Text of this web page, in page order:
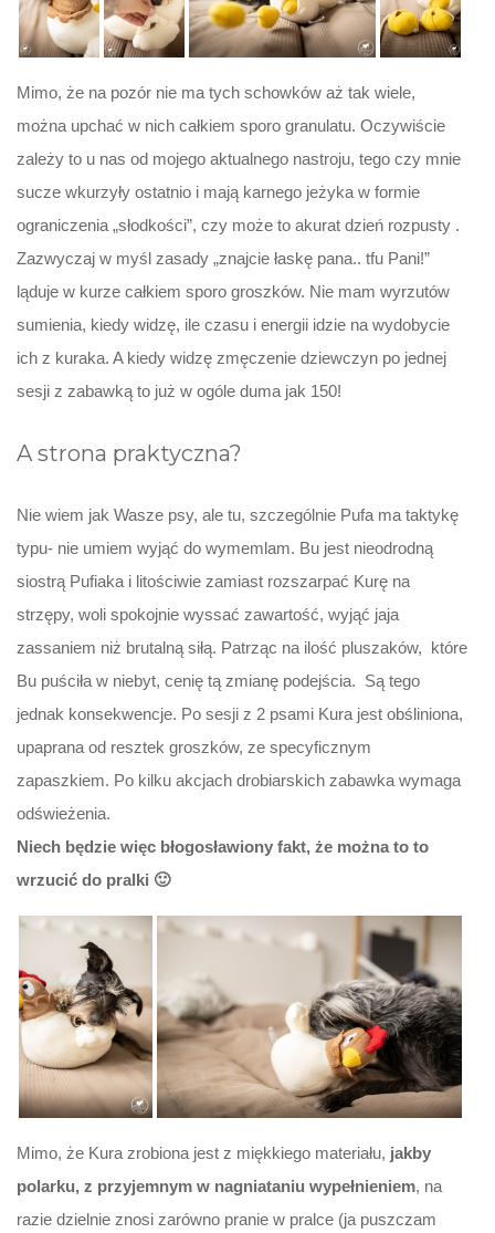
Mimo, że na pozór nie ma tych schowków aż tak wiele,
można upchać w nich całkiem sporo granulatu. Oczywiście
zależy to u nas od mojego aktualnego nastroju, tego czy mnie
sucze wkurzyły ostatnio i mają karnego jeżyka w formie
ograniczenia „słodkości”, czy może to akurat dzień rozpusty .
Zazwyczaj w myśl zasady „znajcie łaskę pana.. tfu Pani!”
ląduje w kurze całkiem sporo groszków. Nie mam wyrzutów
sumienia, kiedy widzę, ile czasu i energii idzie na wydobycie
ich z kuraka. A kiedy widzę zmęczenie dziewczyn po jednej
sesji z zabawką to już w ogóle duma jak 150!
A strona praktyczna?
Nie wiem jak Wasze psy, ale tu, szczególnie Pufa ma taktykę
typu- nie umiem wyjąć do wymemlam. Bu jest nieodrodną
siostrą Pufiaka i litościwie zamiast rozszarpać Kurę na
strzępy, woli spokojnie wyssać zawartość, wyjąć jaja
zassaniem niż brutalną siłą. Patrząc na ilość pluszaków, które
Bu puściła w niebyt, cenię tą zmianę podejścia. Są tego
jednak konsekwencje. Po sesji z 2 psami Kura jest obśliniona,
upaprana od resztek groszków, ze specyficznym
zapaszkiem. Po kilku akcjach drobiarskich zabawka wymaga
odświeżenia.
Niech będzie więc błogosławiony fakt, że można to to
wrzucić do pralki 🙂
Mimo, że Kura zrobiona jest z miękkiego materiału, jakby
polarku, z przyjemnym w nagniataniu wypełnieniem, na
razie dzielnie znosi zarówno pranie w pralce (ja puszczam